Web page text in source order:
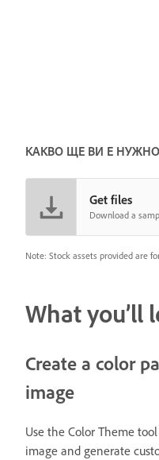
КАКВО ЩЕ ВИ Е НУЖНО
Get files
Download a
Note: Stock assets provided are
What you’ll
Create a color
image
Use the Color Theme
image and generate